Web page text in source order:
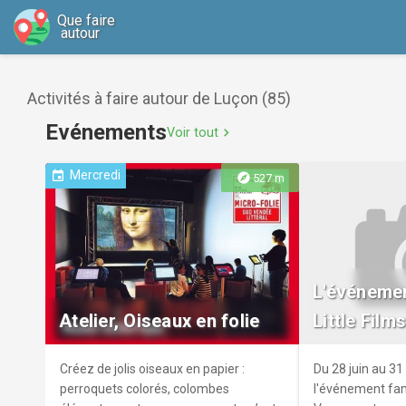
Que faire
autour
Activités à faire autour de Luçon (85)
EvénementsVoir tout chevron_right
explore527 m
event Mercredi
Atelier, Oiseaux en folie
Créez de jolis oiseaux en papier :
perroquets colorés, colombes
Little
Du 28 juin au
l'événement